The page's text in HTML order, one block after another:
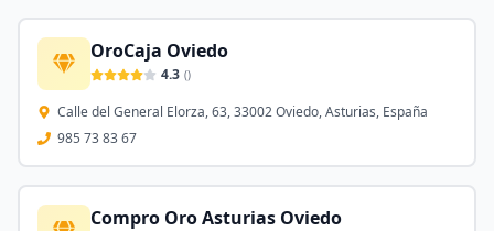
OroCaja Oviedo
4.3 ()
Calle del General Elorza, 63, 33002 Oviedo, Asturias, España
985 73 83 67
Compro Oro Asturias Oviedo